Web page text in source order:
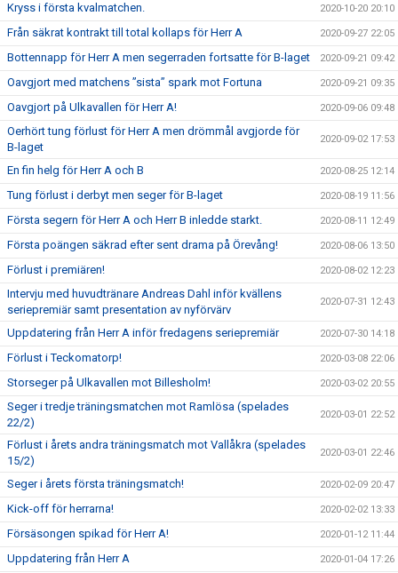
Kryss i första kvalmatchen. 2020-10-20 20:10
Från säkrat kontrakt till total kollaps för Herr A 2020-09-27 22:05
Bottennapp för Herr A men segerraden fortsatte för B-laget 2020-09-21 09:42
Oavgjort med matchens ”sista” spark mot Fortuna 2020-09-21 09:35
Oavgjort på Ulkavallen för Herr A! 2020-09-06 09:48
Oerhört tung förlust för Herr A men drömmål avgjorde för
B-laget
2020-09-02 17:53
En fin helg för Herr A och B 2020-08-25 12:14
Tung förlust i derbyt men seger för B-laget 2020-08-19 11:56
Första segern för Herr A och Herr B inledde starkt. 2020-08-11 12:49
Första poängen säkrad efter sent drama på Örevång! 2020-08-06 13:50
Förlust i premiären! 2020-08-02 12:23
Intervju med huvudtränare Andreas Dahl inför kvällens
seriepremiär samt presentation av nyförvärv
2020-07-31 12:43
Uppdatering från Herr A inför fredagens seriepremiär 2020-07-30 14:18
Förlust i Teckomatorp! 2020-03-08 22:06
Storseger på Ulkavallen mot Billesholm! 2020-03-02 20:55
Seger i tredje träningsmatchen mot Ramlösa (spelades
22/2)
2020-03-01 22:52
Förlust i årets andra träningsmatch mot Vallåkra (spelades
15/2)
2020-03-01 22:46
Seger i årets första träningsmatch! 2020-02-09 20:47
Kick-off för herrarna! 2020-02-02 13:33
Försäsongen spikad för Herr A! 2020-01-12 11:44
Uppdatering från Herr A 2020-01-04 17:26